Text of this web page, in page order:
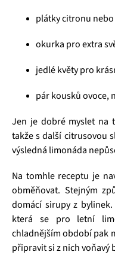
plátky citronu
okurka pro extra
jedlé květy pro
pár kousků ovoce,
Jen je dobré myslet na
takže s další citrusovou
výsledná limonáda
Na tomhle receptu je
obměňovat. Stejným
domácí sirupy z
která se pro letní
chladnějším období pak
připravit si z nich voňavý